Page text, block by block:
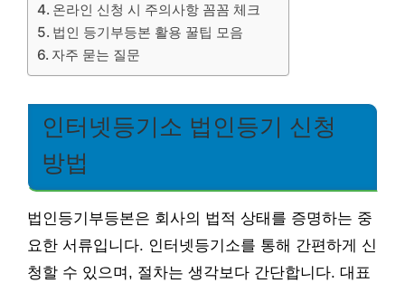
온라인 신청 시 주의사항 꼼꼼 체크
법인 등기부등본 활용 꿀팁 모음
자주 묻는 질문
인터넷등기소 법인등기 신청
방법
법인등기부등본은 회사의 법적 상태를 증명하는 중
요한 서류입니다. 인터넷등기소를 통해 간편하게 신
청할 수 있으며, 절차는 생각보다 간단합니다. 대표